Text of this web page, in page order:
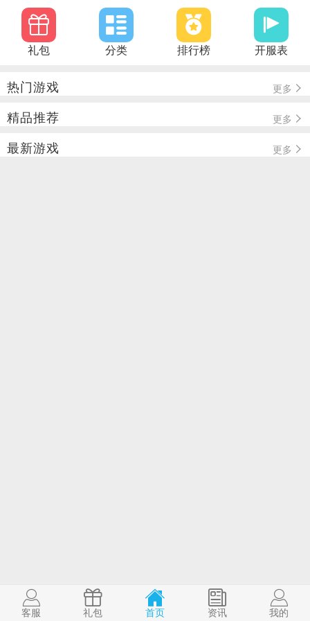
礼包 分类 排行榜 开服表
热门游戏 更多
精品推荐 更多
最新游戏 更多
客服 礼包 首页 资讯 我的